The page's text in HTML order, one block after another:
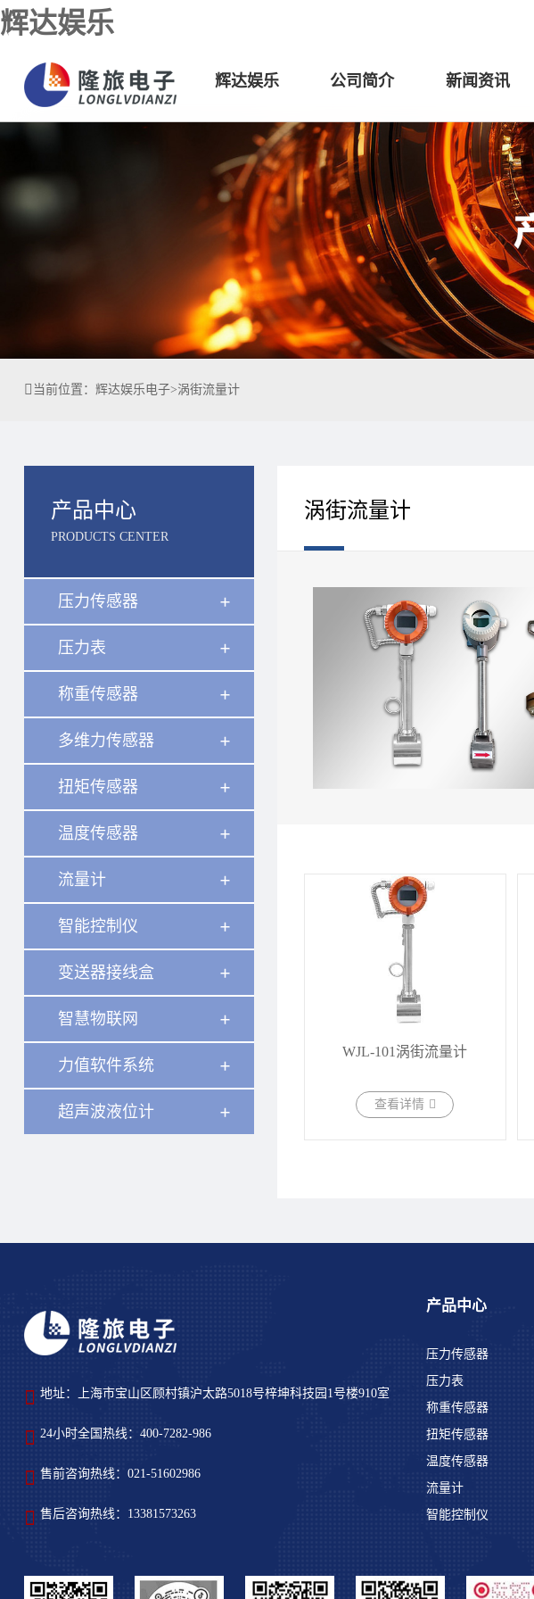
辉达娱乐
辉达娱乐 公司简介 新闻资讯
当前位置： 辉达娱乐电子>涡街流量计
产品中心
PRODUCTS CENTER
压力传感器
压力表
称重传感器
多维力传感器
扭矩传感器
温度传感器
流量计
智能控制仪
变送器接线盒
智慧物联网
力值软件系统
超声波液位计
涡街流量计
WJL-101涡街流量计
查看详情
地址：上海市宝山区顾村镇沪太路5018号梓坤科技园1号楼910室
24小时全国热线：400-7282-986
售前咨询热线：021-51602986
售后咨询热线：13381573263
产品中心
压力传感器
压力表
称重传感器
扭矩传感器
温度传感器
流量计
智能控制仪